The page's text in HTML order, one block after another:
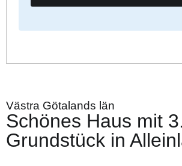
Västra Götalands län
Schönes Haus mit
Grundstück in